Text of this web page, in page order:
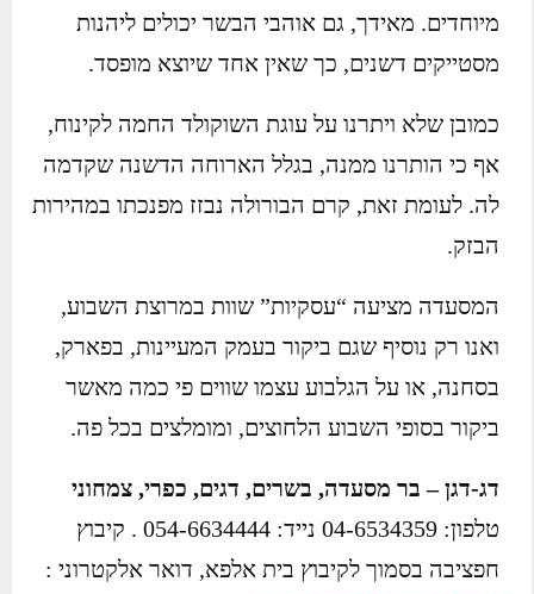
מיוחדים. מאידך, גם אוהבי הבשר יכולים ליהנות
מסטייקים דשנים, כך שאין אחד שיוצא מופסד.
כמובן שלא ויתרנו על עוגת השוקולד החמה לקינוח,
אף כי הותרנו ממנה, בגלל הארוחה הדשנה שקדמה
לה. לעומת זאת, קרם הבורולה נבזז מפנכתו במהירות
הבזק.
המסעדה מציעה “עסקיות” שוות במרוצת השבוע,
ואנו רק נוסיף שגם ביקור בעמק המעיינות, בפארק,
בסחנה, או על הגלבוע עצמו שווים פי כמה מאשר
ביקור בסופי השבוע הלחוצים, ומומלצים בכל פה.
דג-דגן – בר מסעדה, בשרים, דגים, כפרי, צמחוני
טלפון: 04-6534359 נייד: 054-6634444 . קיבוץ
חפציבה בסמוך לקיבוץ בית אלפא, דואר אלקטרוני :